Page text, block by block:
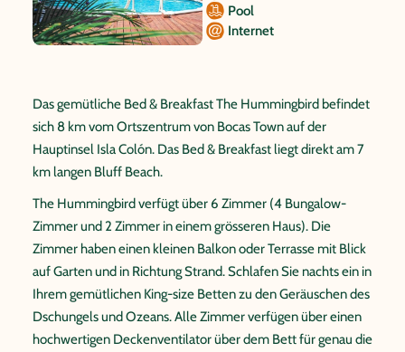
Pool
Internet
Das gemütliche Bed & Breakfast The Hummingbird befindet
sich 8 km vom Ortszentrum von Bocas Town auf der
Hauptinsel Isla Colón. Das Bed & Breakfast liegt direkt am 7
km langen Bluff Beach.
The Hummingbird verfügt über 6 Zimmer (4 Bungalow-
Zimmer und 2 Zimmer in einem grösseren Haus). Die
Zimmer haben einen kleinen Balkon oder Terrasse mit Blick
auf Garten und in Richtung Strand. Schlafen Sie nachts ein in
Ihrem gemütlichen King-size Betten zu den Geräuschen des
Dschungels und Ozeans. Alle Zimmer verfügen über einen
hochwertigen Deckenventilator über dem Bett für genau die